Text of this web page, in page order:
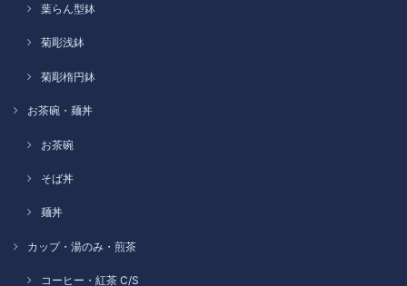
葉らん型鉢
菊彫浅鉢
菊彫楕円鉢
お茶碗・麺丼
お茶碗
そば丼
麺丼
カップ・湯のみ・煎茶
コーヒー・紅茶 C/S